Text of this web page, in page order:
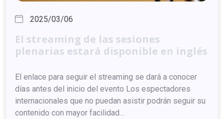
2025/03/06
El streaming de las sesiones
plenarias estará disponible en inglés
El enlace para seguir el streaming se dará a conocer
días antes del inicio del evento Los espectadores
internacionales que no puedan asistir podrán seguir su
contenido con mayor facilidad…